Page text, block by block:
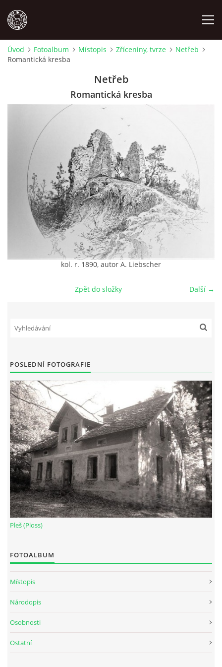
MÍSTOPIS
OSOBNOSTI
OSTATNÍ
ODKAZY
DŮL NA SLÍDU (NA KOLE)
města Domažlice.
© 2026 eStránky.cz | Aktualizováno: 17. 7. 2026|Nahoru ↑
Úvod Fotoalbum Místopis Zříceniny, tvrze
Netřeb
Romantická kresba
Netřeb
Romantická kresba
kol. r. 1890, autor A. Liebscher
Další →
Zpět do složky
POSLEDNÍ FOTOGRAFIE
Pleš (Ploss)
FOTOALBUM
Místopis
Národopis
Osobnosti
Ostatní